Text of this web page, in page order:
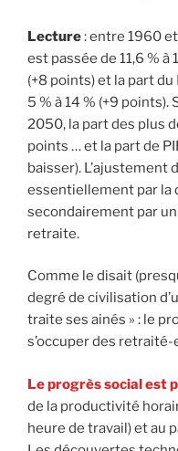
Lecture: entre 1960
est passée de 11,6 %
(+8 points) et la part
5 % à 14 % (+9 points).
2050, la part des plus
points … et la part de
baisser). L’ajustement
essentiellement par la
secondairement par
retraite.
Comme le disait
degré de civilisation
traite ses ainés » : le
s’occuper des retraité-
Le progrès social est
de la productivité
heure de travail) et au